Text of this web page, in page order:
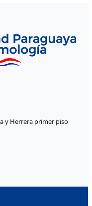
y Herrera primer piso